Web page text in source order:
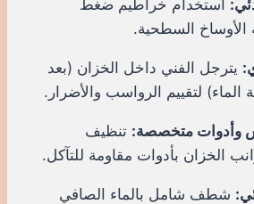
استخدام خراطيم ضغط
الأوساخ السطحية.
يترجل الفني داخل الخزان (بعد
الماء) لتقييم الرواسب والأضرار.
وأدوات متخصصة: تنظيف
الخزان بأدوات مقاومة للتآكل.
شطف شامل بالماء الصافي